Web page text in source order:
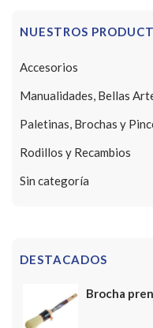
NUESTROS
Accesorios
Manualidades, Bellas
Paletinas, Brochas y
Rodillos y Recambios
Sin categoría
DESTACADOS
Brocha